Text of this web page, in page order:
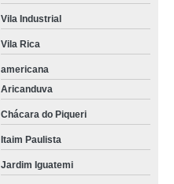
Vila Industrial
Vila Rica
americana
Aricanduva
Chácara do Piqueri
Itaim Paulista
Jardim Iguatemi